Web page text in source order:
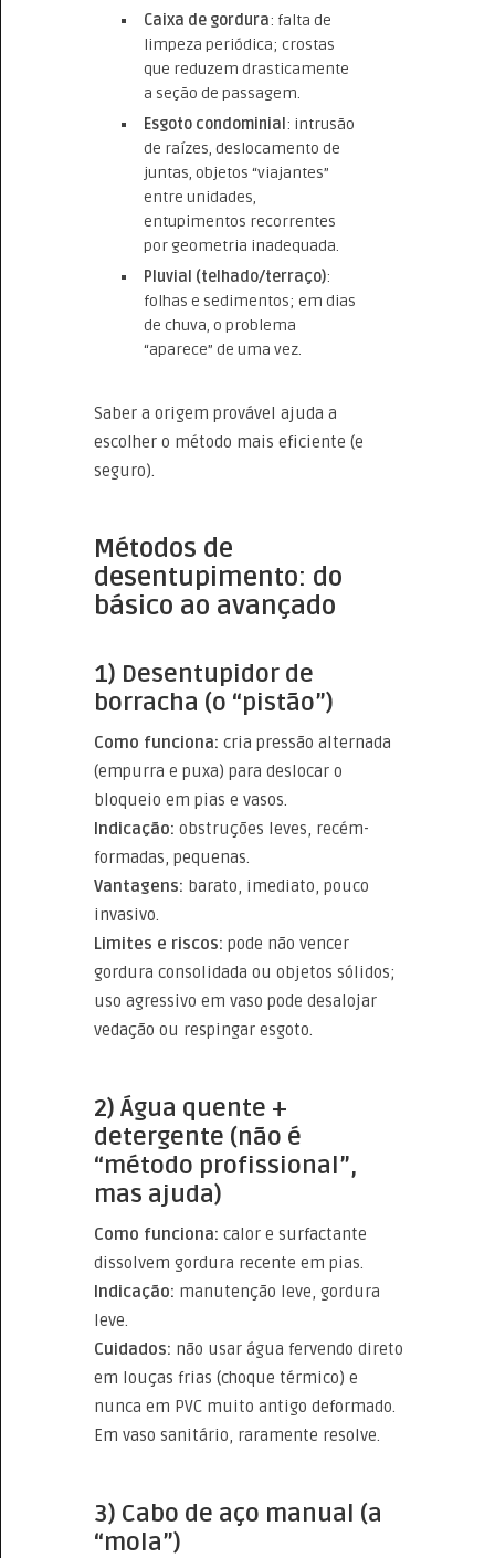
Caixa de gordura: falta de
limpeza periódica; crostas
que reduzem drasticamente
a seção de passagem.
Esgoto condominial : intrusão
de raízes, deslocamento de
juntas, objetos “viajantes”
entre unidades,
entupimentos recorrentes
por geometria inadequada.
Pluvial (telhado/terraço):
folhas e sedimentos; em dias
de chuva, o problema
“aparece” de uma vez.
Saber a origem provável ajuda a
escolher o método mais eficiente (e
seguro).
Métodos de
desentupimento: do
básico ao avançado
1) Desentupidor de
borracha (o “pistão”)
Como funciona: cria pressão alternada
(empurra e puxa) para deslocar o
bloqueio em pias e vasos.
Indicação: obstruções leves, recém-
formadas, pequenas.
Vantagens: barato, imediato, pouco
invasivo.
Limites e riscos: pode não vencer
gordura consolidada ou objetos sólidos;
uso agressivo em vaso pode desalojar
vedação ou respingar esgoto.
2) Água quente +
detergente (não é
“método profissional”,
mas ajuda)
Como funciona: calor e surfactante
dissolvem gordura recente em pias.
Indicação: manutenção leve, gordura
leve.
Cuidados: não usar água fervendo direto
em louças frias (choque térmico) e
nunca em PVC muito antigo deformado.
Em vaso sanitário, raramente resolve.
3) Cabo de aço manual (a
“mola”)